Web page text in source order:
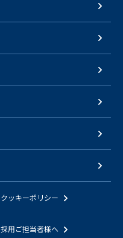
クッキーポリシー
採用ご担当者様へ